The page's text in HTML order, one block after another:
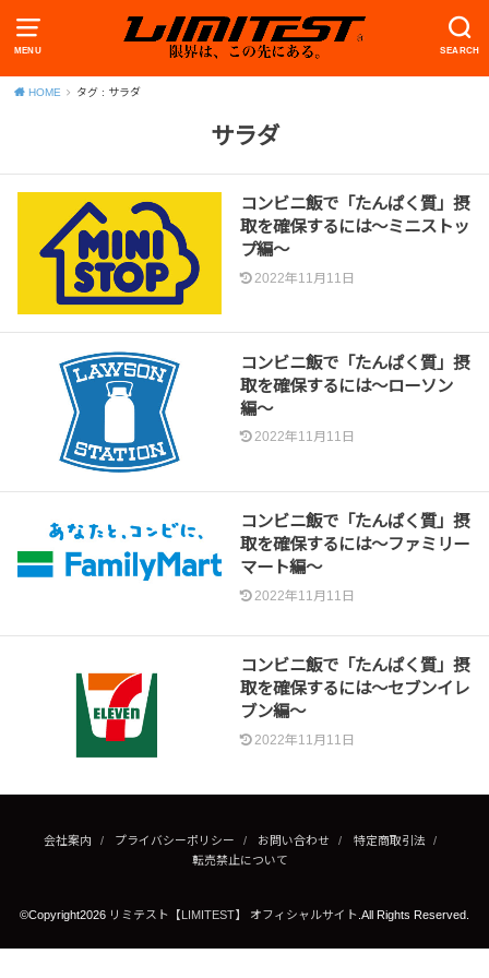
MENU SEARCH
HOME タグ : サラダ
サラダ
コンビニ飯で「たんぱく質」摂
取を確保するには〜ミニストッ
プ編〜
2022年11月11日
コンビニ飯で「たんぱく質」摂
取を確保するには〜ローソン
編〜
2022年11月11日
コンビニ飯で「たんぱく質」摂
取を確保するには〜ファミリー
マート編〜
2022年11月11日
コンビニ飯で「たんぱく質」摂
取を確保するには〜セブンイレ
ブン編〜
2022年11月11日
会社案内 プライバシーポリシー お問い合わせ
特定商取引法
転売禁止について
©Copyright2026 リミテスト【LIMITEST】 オフィシャルサイト .All Rights Reserved.